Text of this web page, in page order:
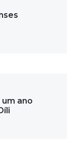
ano